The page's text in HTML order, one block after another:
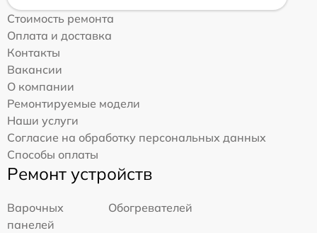
Стоимость ремонта
Оплата и доставка
Контакты
Вакансии
О компании
Ремонтируемые модели
Наши услуги
Согласие на обработку персональных данных
Способы оплаты
Ремонт устройств
Варочных
панелей
Обогревателей